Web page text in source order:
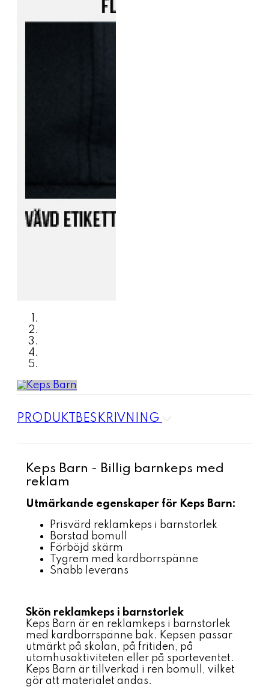
PRODUKTBESKRIVNING
Keps Barn - Billig barnkeps med
reklam
Utmärkande egenskaper för Keps Barn:
Prisvärd reklamkeps i barnstorlek
Borstad bomull
Förböjd skärm
Tygrem med kardborrspänne
Snabb leverans
Skön reklamkeps i barnstorlek
Keps Barn är en reklamkeps i barnstorlek
med kardborrspänne bak. Kepsen passar
utmärkt på skolan, på fritiden, på
utomhusaktiviteten eller på sporteventet.
Keps Barn är tillverkad i ren bomull, vilket
gör att materialet andas.